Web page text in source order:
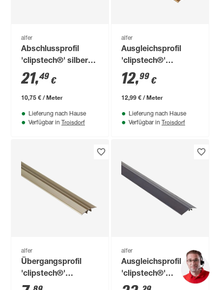
alfer
Abschlussprofil
'clipstech®' silber
2000 x 32 mm
21,49 €
10,75 € / Meter
Lieferung nach Hause
Verfügbar in Troisdorf
alfer
Ausgleichsprofil
'clipstech®'
Aluminium
bronzefarben 1000 x
40 mm
12,99 €
12,99 € / Meter
Lieferung nach Hause
Verfügbar in Troisdorf
alfer
Übergangsprofil
'clipstech®'
Aluminium
alfer
Ausgleichsprofil
'clipstech®'
Aluminium schwarz